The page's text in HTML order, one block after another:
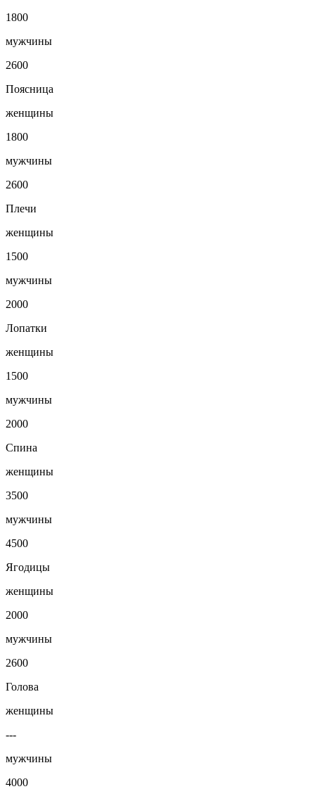
1800
мужчины
2600
Поясница
женщины
1800
мужчины
2600
Плечи
женщины
1500
мужчины
2000
Лопатки
женщины
1500
мужчины
2000
Спина
женщины
3500
мужчины
4500
Ягодицы
женщины
2000
мужчины
2600
Голова
женщины
---
мужчины
4000